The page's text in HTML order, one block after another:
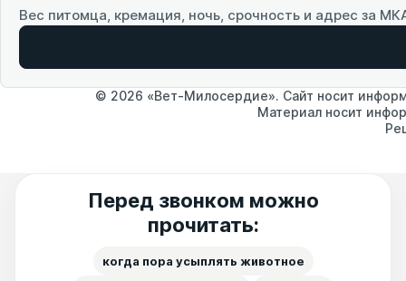
Вес питомца, кремация, ночь, срочность и адрес за
© 2026 «Вет-Милосердие». Сайт носит
Материал носит
Перед звонком можно
прочитать:
когда пора усыплять животное